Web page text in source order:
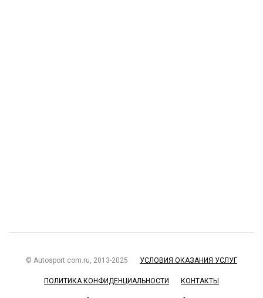
© Autosport.com.ru, 2013-2025 УСЛОВИЯ ОКАЗАНИЯ УСЛУГ
ПОЛИТИКА КОНФИДЕНЦИАЛЬНОСТИ КОНТАКТЫ